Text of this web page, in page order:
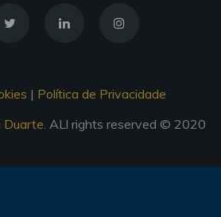
| Política de Privacidade
. ALl rights reserved © 2020